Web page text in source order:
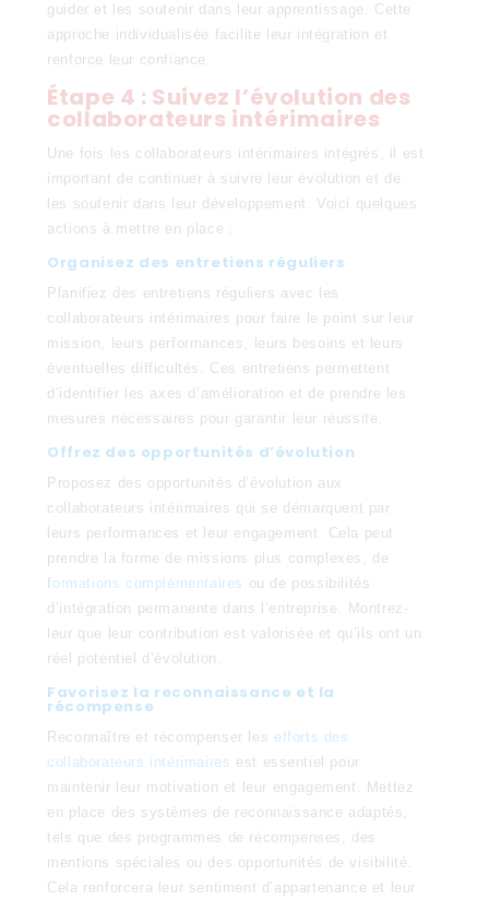
guider et les soutenir dans leur apprentissage. Cette
approche individualisée facilite leur intégration et
renforce leur confiance.
Étape 4 : Suivez l’évolution des
collaborateurs intérimaires
Une fois les collaborateurs intérimaires intégrés, il est
important de continuer à suivre leur évolution et de
les soutenir dans leur développement. Voici quelques
actions à mettre en place :
Organisez des entretiens réguliers
Planifiez des entretiens réguliers avec les
collaborateurs intérimaires pour faire le point sur leur
mission, leurs performances, leurs besoins et leurs
éventuelles difficultés. Ces entretiens permettent
d’identifier les axes d’amélioration et de prendre les
mesures nécessaires pour garantir leur réussite.
Offrez des opportunités d’évolution
Proposez des opportunités d’évolution aux
collaborateurs intérimaires qui se démarquent par
leurs performances et leur engagement. Cela peut
prendre la forme de missions plus complexes, de
ormations complémentaires ou de possibilités
d’intégration permanente dans l’entreprise. Montrez-
leur que leur contribution est valorisée et qu’ils ont un
réel potentiel d’évolution.
Favorisez la reconnaissance et la
récompense
Reconnaître et récompenser les efforts des
collaborateurs intérimaires est essentiel pour
maintenir leur motivation et leur engagement. Mettez
en place des systèmes de reconnaissance adaptés,
tels que des programmes de récompenses, des
mentions spéciales ou des opportunités de visibilité.
Cela renforcera leur sentiment d’appartenance et leur